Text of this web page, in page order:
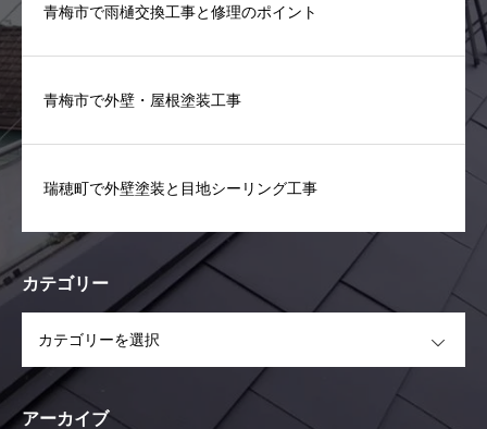
青梅市で雨樋交換工事と修理のポイント
青梅市で外壁・屋根塗装工事
瑞穂町で外壁塗装と目地シーリング工事
カテゴリー
アーカイブ